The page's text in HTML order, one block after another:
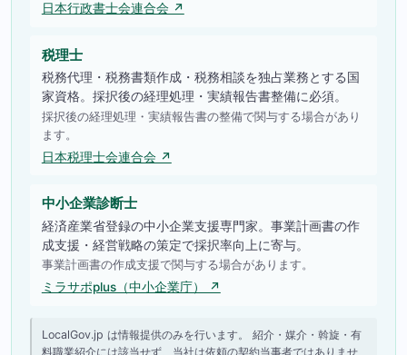
日本行政書士会連合会 ↗
税理士
税務代理・税務書類作成・税務相談を独占業務とする国
家資格。採択後の経理処理・実績報告書整備に必須。
採択後の経理処理・実績報告書の整備で関与する場合があり
ます。
日本税理士会連合会 ↗
中小企業診断士
経済産業省登録の中小企業支援専門家。事業計画書の作
成支援・経営戦略の策定で採択率向上に寄与。
事業計画書の作成支援で関与する場合があります。
ミラサポplus（中小企業庁） ↗
LocalGov.jp は情報提供のみを行います。 紹介・媒介・斡旋・有
料職業紹介には該当せず、当社は依頼の契約当事者ではありませ